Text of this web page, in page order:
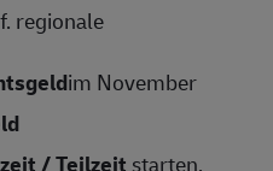
regionale
im November
/ Teilzeit starten,